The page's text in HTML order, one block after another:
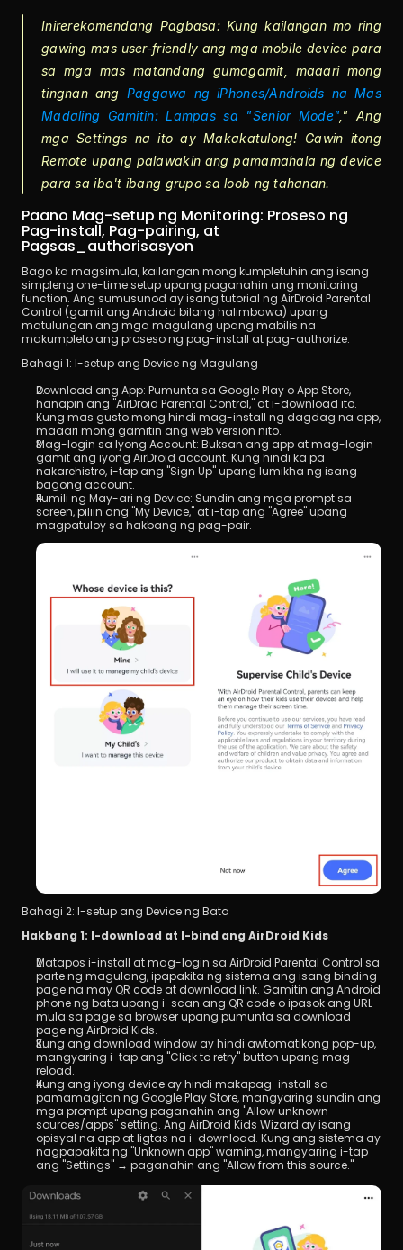
Inirerekomendang Pagbasa: Kung kailangan mo ring
gawing mas user-friendly ang mga mobile device para
sa mga mas matandang gumagamit, maaari mong
tingnan ang Paggawa ng iPhones/Androids na Mas
Madaling Gamitin: Lampas sa "Senior Mode" ," Ang
mga Settings na ito ay Makakatulong! Gawin itong
Remote upang palawakin ang pamamahala ng device
para sa iba't ibang grupo sa loob ng tahanan.
Paano Mag-setup ng Monitoring: Proseso ng
Pag-install, Pag-pairing, at
Pagsas_authorisasyon
Bago ka magsimula, kailangan mong kumpletuhin ang isang
simpleng one-time setup upang paganahin ang monitoring
function. Ang sumusunod ay isang tutorial ng AirDroid Parental
Control (gamit ang Android bilang halimbawa) upang
matulungan ang mga magulang upang mabilis na
makumpleto ang proseso ng pag-install at pag-authorize.
Bahagi 1: I-setup ang Device ng Magulang
Download ang App: Pumunta sa Google Play o App Store,
hanapin ang "AirDroid Parental Control," at i-download ito.
Kung mas gusto mong hindi mag-install ng dagdag na app,
maaari mong gamitin ang web version nito.
Mag-login sa Iyong Account: Buksan ang app at mag-login
gamit ang iyong AirDroid account. Kung hindi ka pa
nakarehistro, i-tap ang "Sign Up" upang lumikha ng isang
bagong account.
Pumili ng May-ari ng Device: Sundin ang mga prompt sa
screen, piliin ang "My Device," at i-tap ang "Agree" upang
magpatuloy sa hakbang ng pag-pair.
Bahagi 2: I-setup ang Device ng Bata
Hakbang 1: I-download at I-bind ang AirDroid Kids
Matapos i-install at mag-login sa AirDroid Parental Control sa
parte ng magulang, ipapakita ng sistema ang isang binding
page na may QR code at download link. Gamitin ang Android
phone ng bata upang i-scan ang QR code o ipasok ang URL
mula sa page sa browser upang pumunta sa download
page ng AirDroid Kids.
Kung ang download window ay hindi awtomatikong pop-up,
mangyaring i-tap ang "Click to retry" button upang mag-
reload.
Kung ang iyong device ay hindi makapag-install sa
pamamagitan ng Google Play Store, mangyaring sundin ang
mga prompt upang paganahin ang "Allow unknown
sources/apps" setting. Ang AirDroid Kids Wizard ay isang
opisyal na app at ligtas na i-download. Kung ang sistema ay
nagpapakita ng "Unknown app" warning, mangyaring i-tap
ang "Settings" → paganahin ang "Allow from this source."